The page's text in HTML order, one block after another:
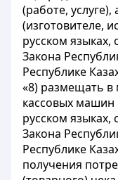
(работе,
(изготовителе,
русском
Закона
Республике
«8) размещать в
кассовых
русском
Закона
Республике
получения